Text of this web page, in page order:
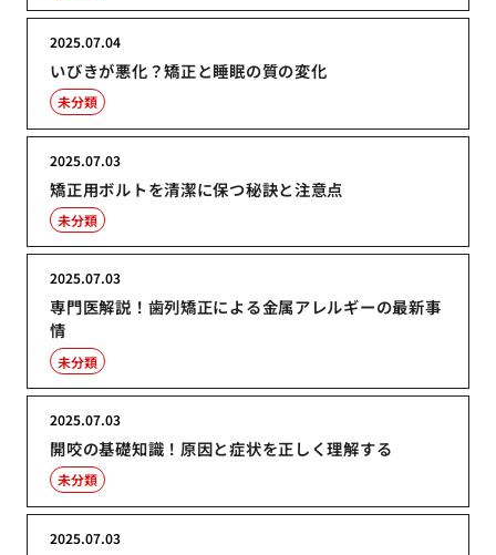
いびきが悪化？矯正と睡眠の質の変化
2025.07.04
未分類
矯正用ボルトを清潔に保つ秘訣と注意点
2025.07.03
未分類
専門医解説！歯列矯正による金属アレルギーの最新事
情
2025.07.03
未分類
開咬の基礎知識！原因と症状を正しく理解する
2025.07.03
未分類
2025.07.03